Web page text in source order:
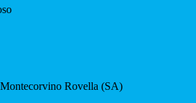
Rovella (SA)